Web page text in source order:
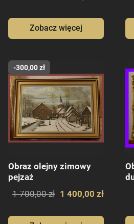
Zobacz więcej
-300,00 zł
Obraz olejny zimowy
pejzaż
1 700,00 zł 1 400,00 zł